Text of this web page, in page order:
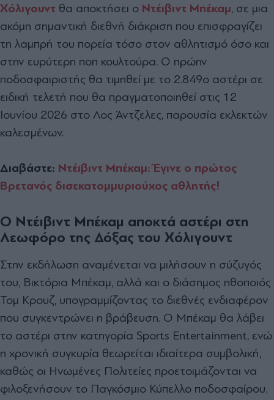
Χόλιγουντ θα αποκτήσει ο Ντέιβιντ Μπέκαμ, σε μια
ακόμη σημαντική διεθνή διάκριση που επισφραγίζει
τη λαμπρή του πορεία τόσο στον αθλητισμό όσο και
στην ευρύτερη ποπ κουλτούρα. Ο πρώην
ποδοσφαιριστής θα τιμηθεί με το 2.849ο αστέρι σε
ειδική τελετή που θα πραγματοποιηθεί στις 12
Ιουνίου 2026 στο Λος Άντζελες, παρουσία εκλεκτών
καλεσμένων.
Διαβάστε: Ντέιβιντ Μπέκαμ: Έγινε ο πρώτος
Βρετανός δισεκατομμυριούχος αθλητής!
Ο Ντέιβιντ Μπέκαμ αποκτά αστέρι στη
Λεωφόρο της Δόξας του Χόλιγουντ
Στην εκδήλωση αναμένεται να μιλήσουν η σύζυγός
του, Βικτόρια Μπέκαμ, αλλά και ο διάσημος ηθοποιός
Τομ Κρουζ, υπογραμμίζοντας το διεθνές ενδιαφέρον
που συγκεντρώνει η βράβευση. Ο Μπέκαμ θα λάβει
το αστέρι στην κατηγορία Sports Entertainment, ενώ
η χρονική συγκυρία θεωρείται ιδιαίτερα συμβολική,
καθώς οι Ηνωμένες Πολιτείες προετοιμάζονται να
φιλοξενήσουν το Παγκόσμιο Κύπελλο ποδοσφαίρου.